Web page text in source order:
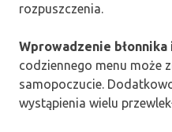
rozpuszczenia.
Wprowadzenie
codziennego menu może
samopoczucie.
wystąpienia wielu